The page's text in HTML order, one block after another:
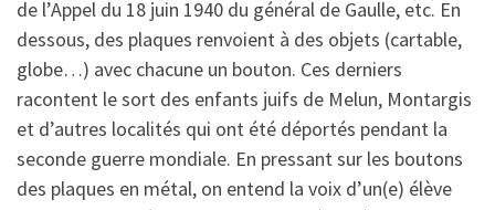
de l’Appel du 18 juin 1940 du général de Gaulle, etc. En
dessous, des plaques renvoient à des objets (cartable,
globe…) avec chacune un bouton. Ces derniers
racontent le sort des enfants juifs de Melun, Montargis
et d’autres localités qui ont été déportés pendant la
seconde guerre mondiale. En pressant sur les boutons
des plaques en métal, on entend la voix d’un(e) élève